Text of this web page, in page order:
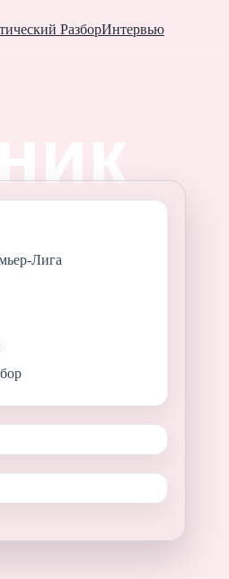
РазборИнтервью
Лига